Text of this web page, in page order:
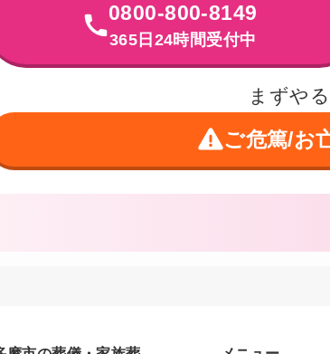
0800-800-8149
365日24時間受付中
まずや
ご危篤/お